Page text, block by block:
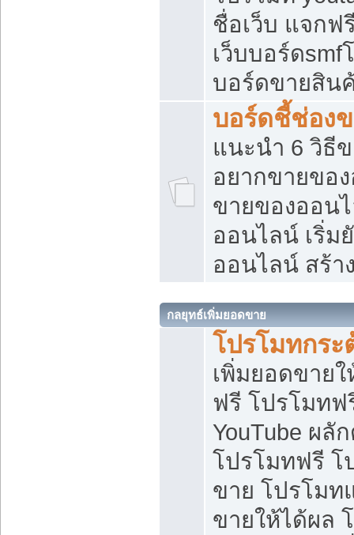
ชื่อเว็บ แจกฟ
เว็บบอร์ดsmf
บอร์ดขายสิน
บอร์ดชี้ช่อง
แนะนำ 6 วิธี
อยากขายขอ
ขายของออน
ออนไลน์ เริ่ม
ออนไลน์ สร้า
กลยุทธ์เพิ่มยอดขาย
โปรโมทกร
เพิ่มยอดขายใ
ฟรี โปรโมทฟ
YouTube ผลั
โปรโมทฟรี โ
ขาย โปรโมท
ขายให้ได้ผล